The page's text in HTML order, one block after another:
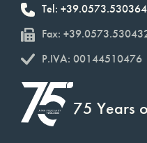
Tel: +39.0573.530364
Fax:
P.IVA: 00144510476
75 Years